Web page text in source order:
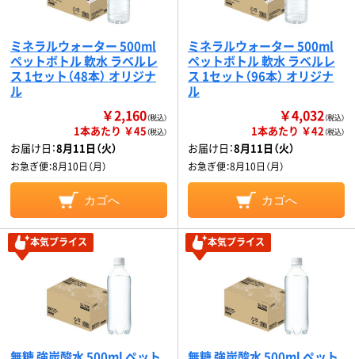
ミネラルウォーター 500ml
ペットボトル 軟水 ラベルレ
ス 1セット（48本） オリジナ
ル
￥2,160（税込）
1本あたり ￥45（税込）
お届け日：8月11日（火）
お急ぎ便：8月10日（月）
カゴへ
ミネラルウォーター 500ml
ペットボトル 軟水 ラベルレ
ス 1セット（96本） オリジナ
ル
￥4,032（税込）
1本あたり ￥42（税込）
お届け日：8月11日（火）
お急ぎ便：8月10日（月）
カゴへ
本気プライス 本気プライス